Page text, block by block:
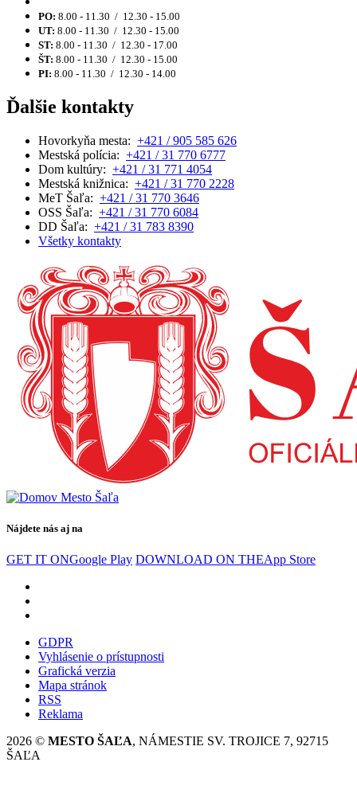
PO: 8.00 - 11.30 / 12.30 - 15.00
UT: 8.00 - 11.30 / 12.30 - 15.00
ST: 8.00 - 11.30 / 12.30 - 17.00
ŠT: 8.00 - 11.30 / 12.30 - 15.00
PI: 8.00 - 11.30 / 12.30 - 14.00
Ďalšie kontakty
Hovorkyňa mesta: +421 / 905 585 626
Mestská polícia: +421 / 31 770 6777
Dom kultúry: +421 / 31 771 4054
Mestská knižnica: +421 / 31 770 2228
MeT Šaľa: +421 / 31 770 3646
OSS Šaľa: +421 / 31 770 6084
DD Šaľa: +421 / 31 783 8390
Všetky kontakty
Nájdete nás aj na
GET IT ONGoogle Play DOWNLOAD ON THEApp Store
GDPR
Vyhlásenie o prístupnosti
Grafická verzia
Mapa stránok
RSS
Reklama
2026 © MESTO ŠAĽA, NÁMESTIE SV. TROJICE 7, 92715
ŠAĽA